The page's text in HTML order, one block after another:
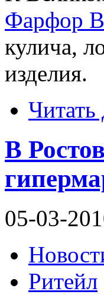
Фарфор
кулича,
изделия.
Читать
В
05-03-
Ритейл